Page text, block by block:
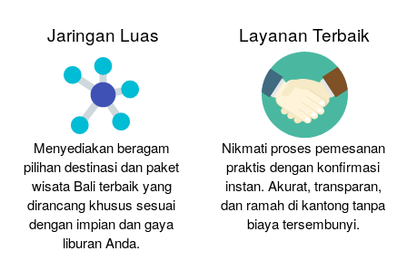
Jaringan Luas
Menyediakan beragam
pilihan destinasi dan paket
wisata Bali terbaik yang
dirancang khusus sesuai
dengan impian dan gaya
liburan Anda.
Layanan Terbaik
Nikmati proses pemesanan
praktis dengan konfirmasi
instan. Akurat, transparan,
dan ramah di kantong tanpa
biaya tersembunyi.